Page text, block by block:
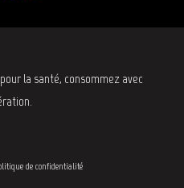
la santé, consommez avec
de confidentialité